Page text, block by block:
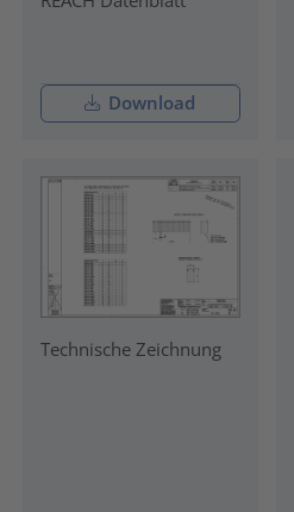
Download
Technische Zeichnung